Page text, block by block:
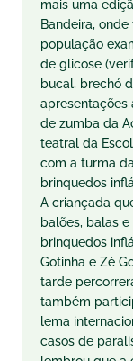
mais uma
Bandeira,
população
de glicose
bucal, brechó
apresentações
de zumba da
teatral da
com a turma
brinquedos
A criançada
balões, balas
brinquedos
Gotinha e Zé
tarde
também
lema
casos de